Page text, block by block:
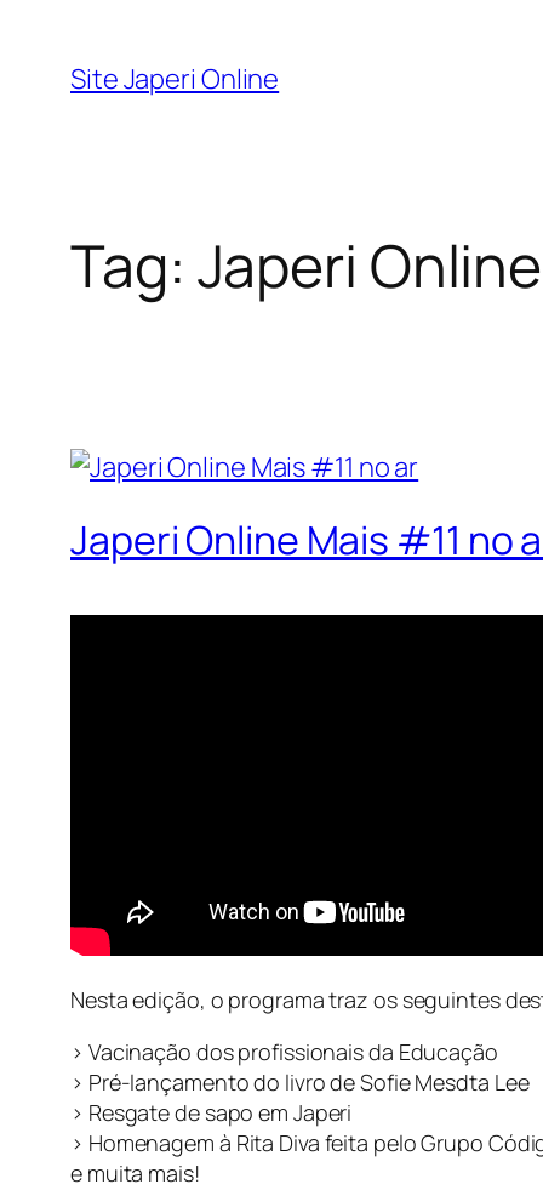
Site Japeri Online
Tag: Japeri
Japeri Online Mais #11 no
Nesta edição, o programa traz os seguintes
> Vacinação dos profissionais da Educação
> Pré-lançamento do livro de Sofie Mesdta Lee
> Resgate de sapo em Japeri
> Homenagem à Rita Diva feita pelo Grupo
e muita mais!